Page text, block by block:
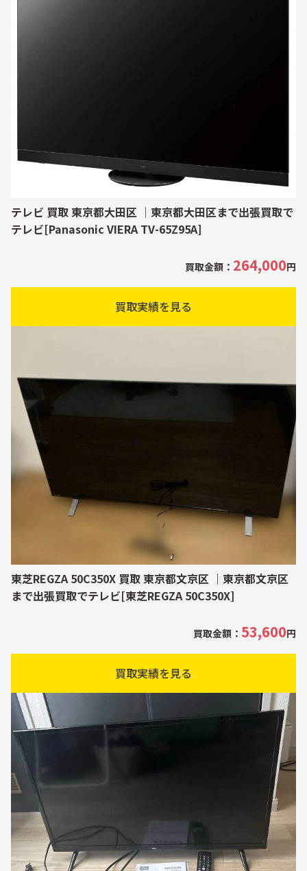
テレビ 買取 東京都大田区 ｜東京都大田区まで出張買取で
テレビ[Panasonic VIERA TV-65Z95A]
買取金額： 264,000円
買取実績を見る
東芝REGZA 50C350X 買取 東京都文京区 ｜東京都文京区
まで出張買取でテレビ[東芝REGZA 50C350X]
買取金額： 53,600円
買取実績を見る